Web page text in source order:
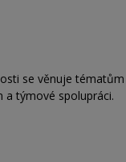
se věnuje
a týmové spolupráci.